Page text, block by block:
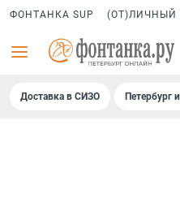
ФОНТАНКА SUP (ОТ)ЛИЧНЫЙ
Доставка в СИЗО Петербург